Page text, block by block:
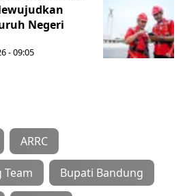
Negeri
- 09:05
ARRC
Team Bupati Bandung